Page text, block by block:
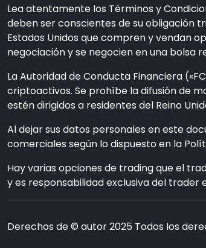
Lea atentamente los Términos y
deben ser conscientes de su obligación
Estados Unidos que compren y vendan
negociación y se negocien en una bolsa
La Autoridad de Conducta Financiera
criptoactivos. Se prohíbe la difusión de
estén dirigidos a residentes del Reino
Al dejar sus datos personales en este
comerciales según lo dispuesto en la
Hay varias opciones de trading que el
y es responsabilidad exclusiva del
Derechos de © autor 2025 Todos los